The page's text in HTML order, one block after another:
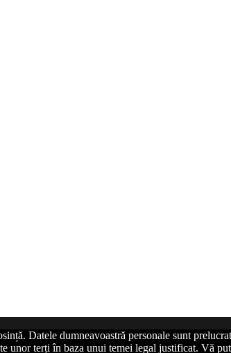
Datele dumneavoastră personale sunt
terți în baza unui temei legal justificat. Vă